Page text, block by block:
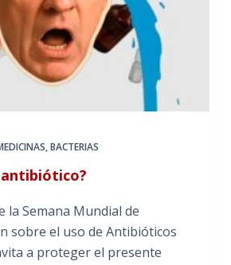
,BACTERIAS
antibiótico?
la Semana Mundial de
sobre el uso de Antibióticos
a proteger el presente